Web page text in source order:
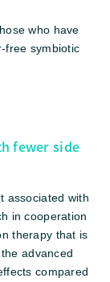
who have
free symbiotic
fewer side
associated with
in cooperation
therapy that is
advanced
compared